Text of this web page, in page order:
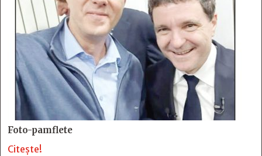
Foto-pamflete
Citește!